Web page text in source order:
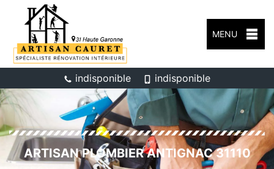
MENU
indisponible indisponible
ARTISAN PLOMBIER ANTIGNAC 31110